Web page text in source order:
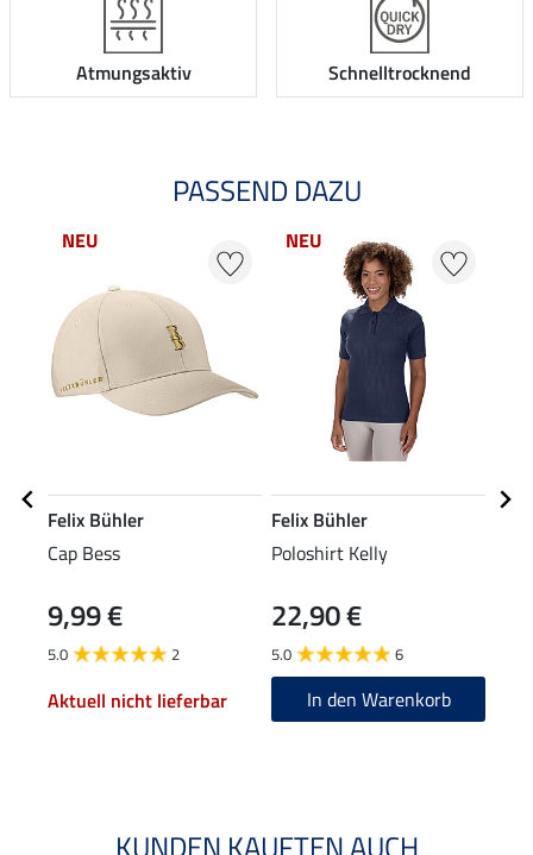
Atmungsaktiv Schnelltrocknend
PASSEND DAZU
NEU
Felix Bühler
Cap Bess
9,99 €
5.0 2
Aktuell nicht lieferbar
NEU
Felix Bühler
Poloshirt Kelly
22,90 €
5.0 6
In den Warenkorb